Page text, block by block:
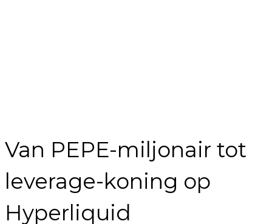
Van PEPE-miljonair tot
leverage-koning op
Hyperliquid